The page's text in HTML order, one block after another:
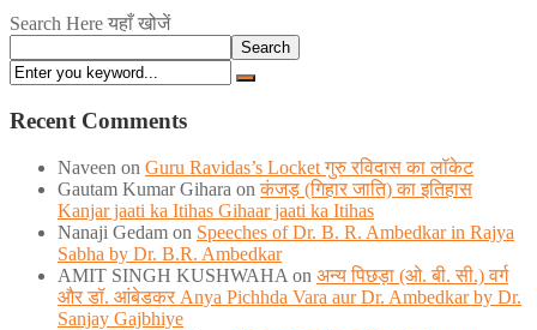
Search Here यहाँ खोजें
Search
Recent Comments
Naveen on Guru Ravidas’s Locket गुरु रविदास का लॉकेट
Gautam Kumar Gihara onकंजड़ (गिहार जाति) का इतिहास
Kanjar jaati ka Itihas Gihaar jaati ka Itihas
Nanaji Gedam on Speeches of Dr. B. R. Ambedkar in Rajya
Sabha by Dr. B.R. Ambedkar
AMIT SINGH KUSHWAHA on अन्य पिछड़ा (ओ. बी. सी.) वर्ग
और डॉ. आंबेडकर Anya Pichhda Vara aur Dr. Ambedkar by Dr.
Sanjay Gajbhiye